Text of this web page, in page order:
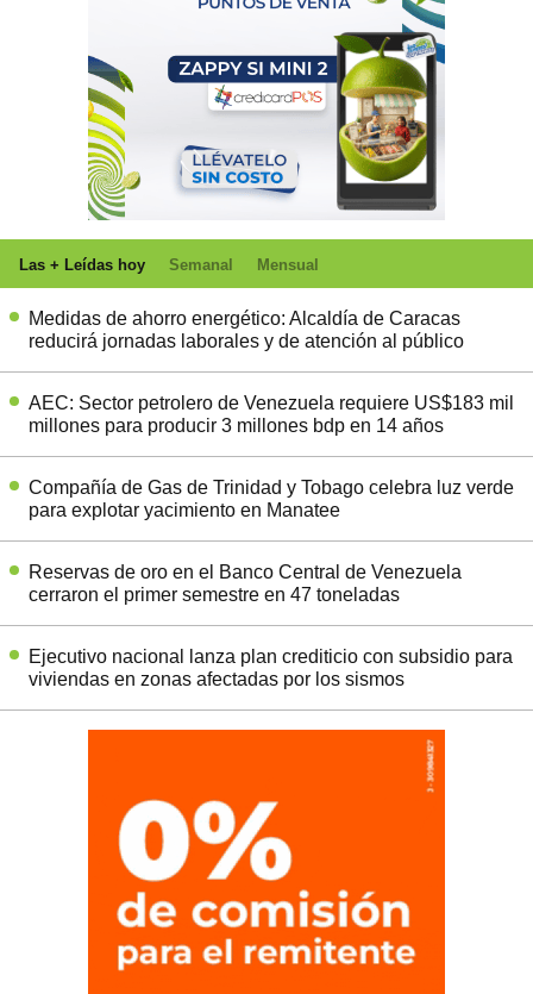
Las + Leídas hoy Semanal Mensual
Medidas de ahorro energético: Alcaldía de Caracas
reducirá jornadas laborales y de atención al público
AEC: Sector petrolero de Venezuela requiere US$183 mil
millones para producir 3 millones bdp en 14 años
Compañía de Gas de Trinidad y Tobago celebra luz verde
para explotar yacimiento en Manatee
Reservas de oro en el Banco Central de Venezuela
cerraron el primer semestre en 47 toneladas
Ejecutivo nacional lanza plan crediticio con subsidio para
viviendas en zonas afectadas por los sismos